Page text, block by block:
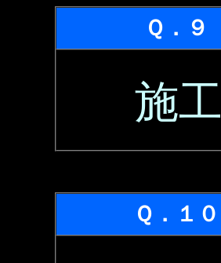
Ｑ．９
施工
Ｑ．１０